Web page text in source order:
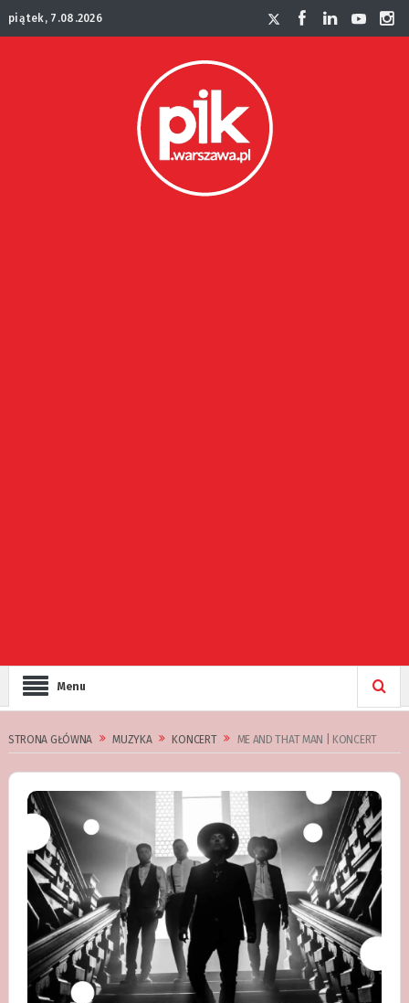
piątek, 7.08.2026
Menu
STRONA GŁÓWNA MUZYKA KONCERT ME AND THAT MAN | KONCERT